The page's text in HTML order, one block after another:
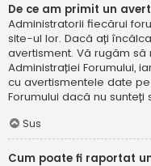
De ce am primit un
Administratorii fiecărui
site-ul lor. Dacă ați
avertisment. Vă rugăm
Administrației Forumului,
cu avertismentele date
Forumului dacă nu
Sus
Cum poate fi raportat